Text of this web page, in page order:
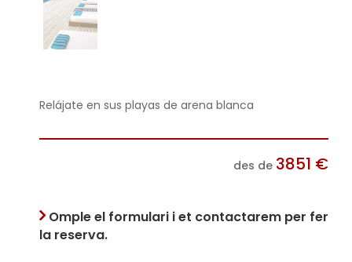
Relájate en sus playas de arena blanca
des de 3851 €
Omple el formulari i et contactarem per fer
la reserva.